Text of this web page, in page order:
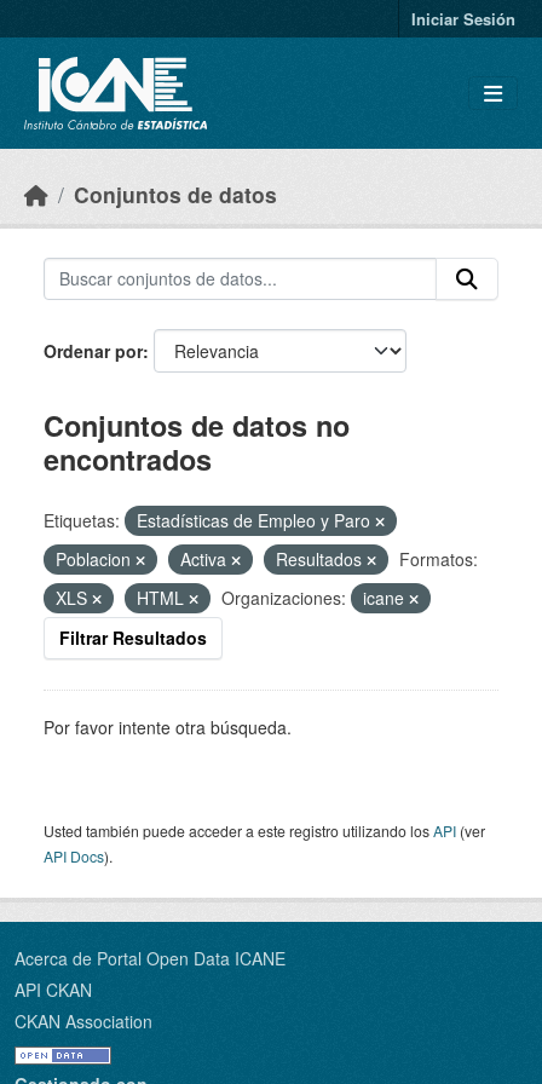
Iniciar Sesión
Conjuntos de datos
Ordenar por
Conjuntos de datos no
encontrados
Etiquetas:
Estadísticas de Empleo y Paro
Poblacion
Activa Resultados
Formatos:
XLS
HTML Organizaciones:
icane
Filtrar Resultados
Por favor intente otra búsqueda.
Usted también puede acceder a este registro utilizando losAPI (ver
API Docs).
Acerca de Portal Open Data ICANE
API CKAN
CKAN Association